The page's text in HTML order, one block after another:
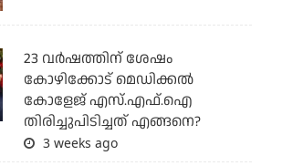
23 വർഷത്തിന് ശേഷം
കോഴിക്കോട് മെഡിക്കൽ
കോളേജ് എസ്.എഫ്.ഐ
തിരിച്ചുപിടിച്ചത് എങ്ങനെ?
3 weeks ago